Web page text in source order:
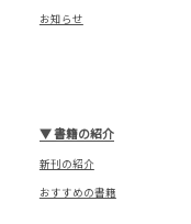
お知らせ
▼書籍の紹介
新刊の紹介
おすすめの書籍